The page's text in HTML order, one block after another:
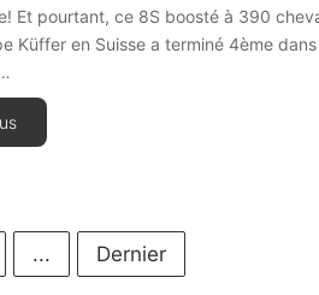
Et pourtant, ce 8S boosté à 390
Küffer en Suisse a terminé 4ème dans
... Dernier